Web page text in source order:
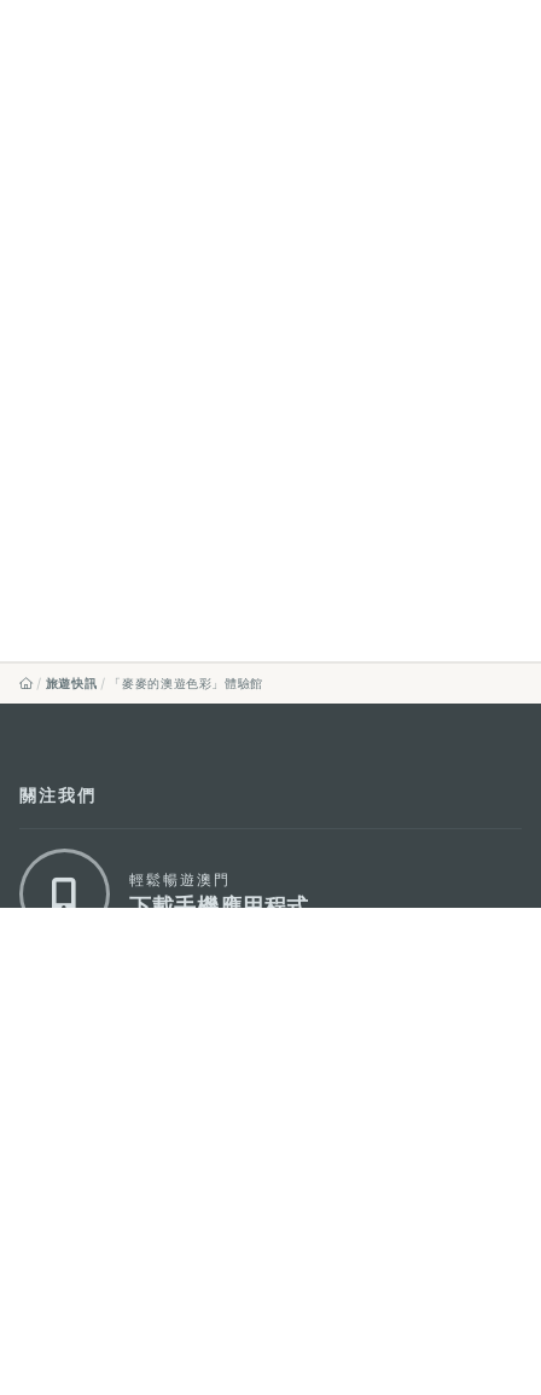
旅遊快訊 「麥麥的澳遊色彩」體驗館
關注我們
輕鬆暢遊澳門
下載手機應用程式